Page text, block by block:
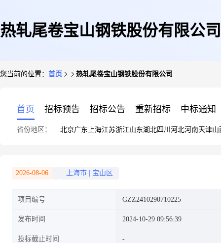
热轧尾卷宝山钢铁股份有限公司
您当前的位置： 首页 热轧尾卷宝山钢铁股份有限公司
首页 招标预告 招标公告 重新招标 中标通知
省份地区： 北京广东 上海江苏浙江山东湖北四川 河北河南天津山
2026-08-06 上海市 宝山区
项目编号 GZZ2410290710225
发布时间 2024-10-29 09:56:39
投标截止时间